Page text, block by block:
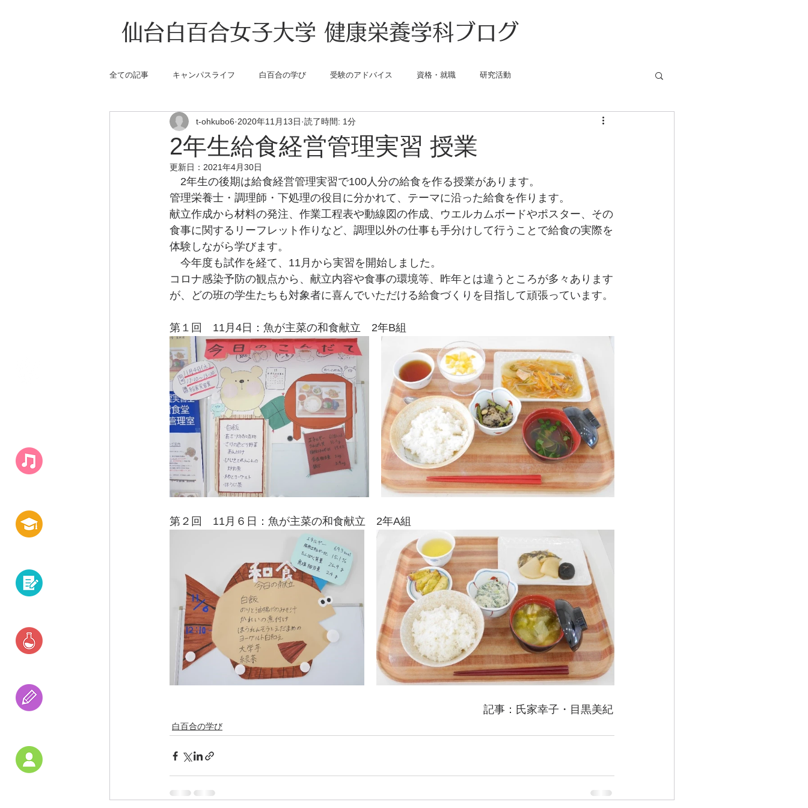
全ての記事 キャンパスライフ 白百合の学び 受験のアドバイス 資格・就職 研究活動
2年生給食経営管理実習 授業
t-ohkubo6 2020年11月13日 読了時間: 1分
更新日： 2021年4月30日
2年生の後期は給食経営管理実習で100人分の給食を作る授業があります。
管理栄養士・調理師・下処理の役目に分かれて、テーマに沿った給食を作ります。
献立作成から材料の発注、作業工程表や動線図の作成、ウエルカムボードやポスター、その
食事に関するリーフレット作りなど、調理以外の仕事も手分けして行うことで給食の実際を
体験しながら学びます。
今年度も試作を経て、11月から実習を開始しました。
コロナ感染予防の観点から、献立内容や食事の環境等、昨年とは違うところが多々あります
が、どの班の学生たちも対象者に喜んでいただける給食づくりを目指して頑張っています。
第１回　11月4日：魚が主菜の和食献立　2年B組
第２回　11月６日：魚が主菜の和食献立　2年A組
記事：氏家幸子・目黒美紀
白百合の学び
仙台白百合女子大学 健康栄養学科ブログ